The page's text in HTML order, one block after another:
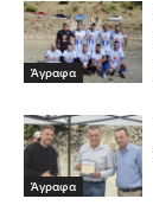
Άγραφα
Άγραφα